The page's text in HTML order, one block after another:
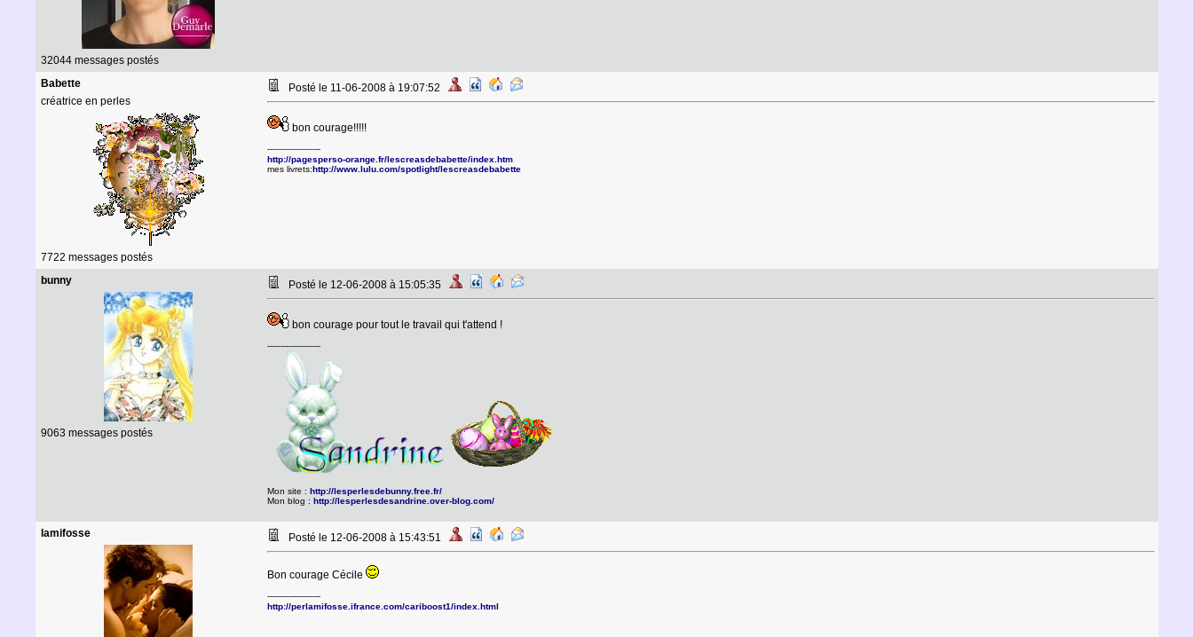
32044 messages postés
Babette
créatrice en perles
7722 messages postés
Posté le 11-06-2008 à 19:07:52
bon courage!!!!!
--------------------
http://pagesperso-orange.fr/lescreasdebabette/index.htm
mes livrets:http://www.lulu.com/spotlight/lescreasdebabette
bunny
9063 messages postés
Posté le 12-06-2008 à 15:05:35
bon courage pour tout le travail qui t'attend !
--------------------
Mon site : http://lesperlesdebunny.free.fr/
Mon blog : http://lesperlesdesandrine.over-blog.com/
lamifosse Posté le 12-06-2008 à 15:43:51
Bon courage Cécile
--------------------
http://perlamifosse.ifrance.com/cariboost1/index.html